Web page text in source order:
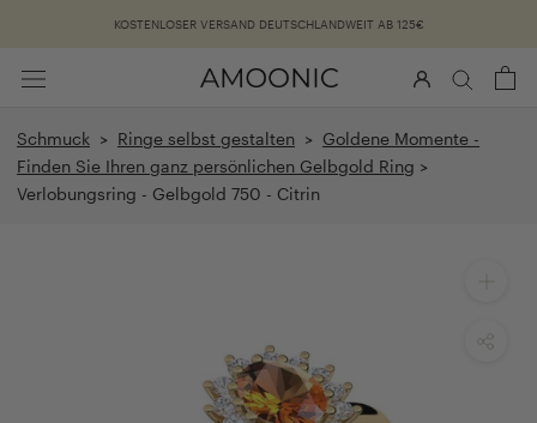
KOSTENLOSER VERSAND DEUTSCHLANDWEIT AB 125€
Schmuck > Ringe selbst gestalten > Goldene Momente -
Finden Sie Ihren ganz persönlichen Gelbgold Ring >
Verlobungsring - Gelbgold 750 - Citrin